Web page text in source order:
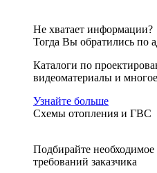
Не хватает информации?
Тогда Вы обратились по
Каталоги по
видеоматериалы и
Узнайте больше
Схемы отопления и ГВС
Подбирайте необходимое
требований заказчика